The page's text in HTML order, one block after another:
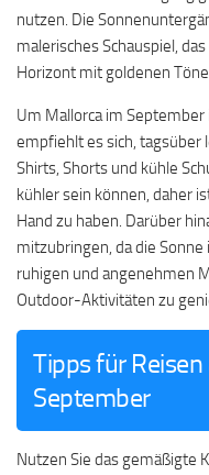
nutzen. Die
malerisches Schauspiel,
Horizont mit goldenen
Um Mallorca im
empfiehlt es sich, tagsüber
Shirts, Shorts und kühle
kühler sein können, daher
Hand zu haben. Darüber
mitzubringen, da die
ruhigen und angenehmen
Outdoor-Aktivitäten zu
Tipps für
September
Nutzen Sie das gemäßigte